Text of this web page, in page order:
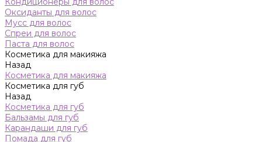
Оксиданты для волос
Мусс для волос
Спреи для волос
Паста для волос
Косметика для макияжа
Назад
Косметика для макияжа
Косметика для губ
Назад
Косметика для губ
Бальзамы для губ
Карандаши для губ
Помада для губ